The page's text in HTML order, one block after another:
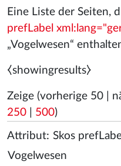
Eine Liste der Seiten,
prefLabel
„Vogelwesen“
⧼showingresults⧽
Zeige (vorherige 50
250
500)
Attribut: